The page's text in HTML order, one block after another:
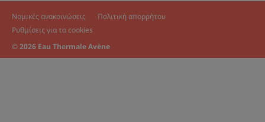
Νομικές ανακοινώσεις
Πολιτική απορρήτου
Ρυθμίσεις για τα cookies
© 2026 Eau Thermale Avène